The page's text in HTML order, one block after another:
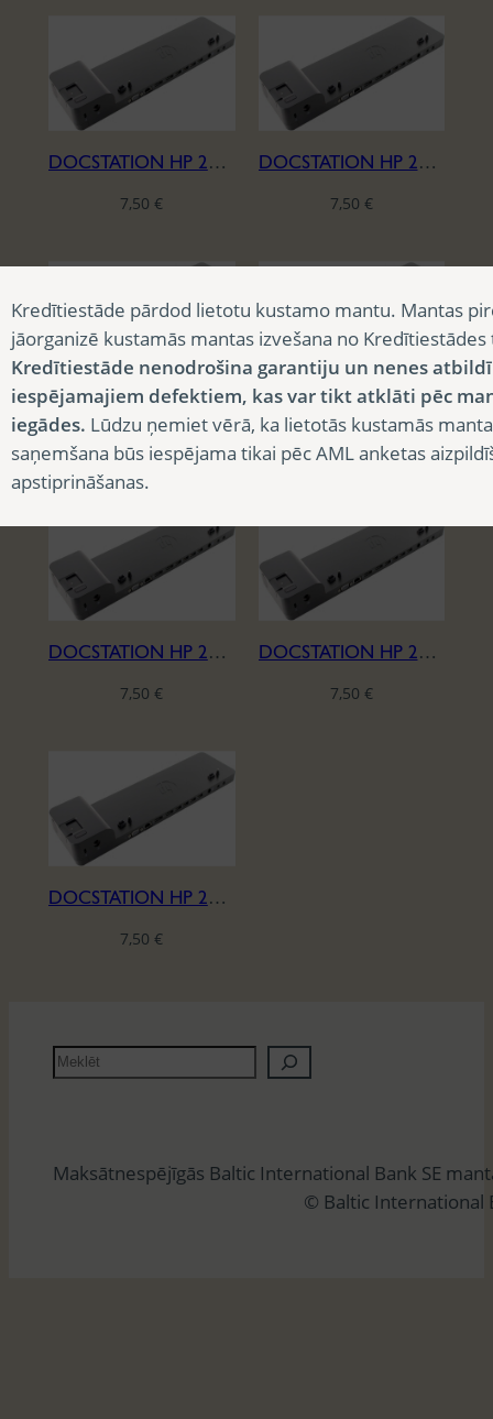
DOCSTATION HP 2013
7,50€
DOCSTATION HP 2013
7,50 €
DOCSTATION HP 2013
7,50€
DOCSTATION HP 2013
7,50€
DOCSTATION HP 2013
7,50€
DOCSTATION HP 2013
7,50 €
DOCSTATION HP 2013
7,50€
M
e
ē
Maksātnespējīgās Baltic International Bank SE
© Baltic International
Kredītiestāde pārdod lietotu kustamo mantu. Mantas
jāorganizē kustamās mantas izvešana no
Kredītiestāde nenodrošina garantiju un nenes
iespējamajiem defektiem, kas var tikt atklāti pēc
iegādes. Lūdzu ņemiet vērā, ka lietotās kustamās
saņemšana būs iespējama tikai pēc AML anketas
apstiprināšanas.